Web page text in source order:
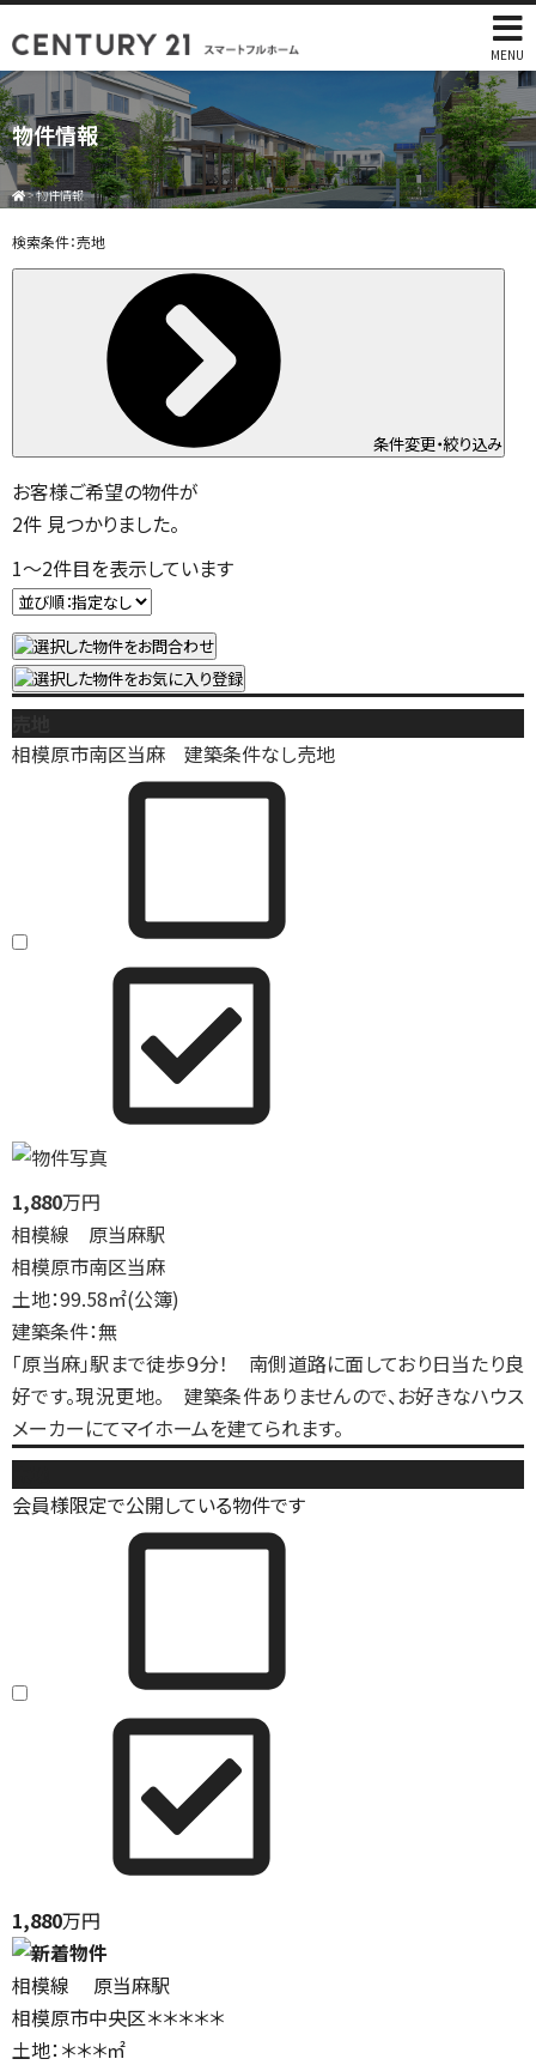
MENU
物件情報
>物件情報
検索条件：売地
条件変更・絞り込み
お客様ご希望の物件が
2件 見つかりました。
1～2件目を表示しています
相模原市南区当麻 建築条件なし売地
1,880万円
相模線 原当麻駅
相模原市南区当麻
土地：99.58㎡(公簿)
建築条件：無
「原当麻」駅まで徒歩９分！ 南側道路に面しており日当たり良
好です。現況更地。 建築条件ありませんので、お好きなハウス
メーカーにてマイホームを建てられます。
会員様限定で公開している物件です
1,880万円
相模線 原当麻駅
相模原市中央区＊＊＊＊＊
土地：＊＊＊㎡